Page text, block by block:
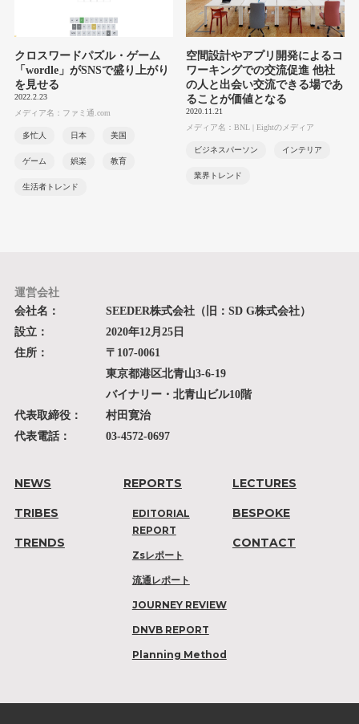
クロスワードパズル・ゲーム
「wordle」がSNSで盛り上がり
を見せる
2022.2.23
メディア名：ファミ通.com
多忙人 日本 美国
ゲーム 娯楽 教育
生活者トレンド
空間設計やアプリ開発によるコ
ワーキングでの交流促進 他社
の人と出会い交流できる場であ
ることが価値となる
2020.11.21
メディア名：BNL | Eightのメディア
ビジネスパーソン インテリア
業界トレンド
運営会社
会社名：
SEEDER株式会社（旧：SD G株式会社）
設立：
2020年12月25日
住所：
〒107-0061
東京都港区北青山3-6-19
バイナリー・北青山ビル10階
代表取締役：
村田寛治
代表電話：
03-4572-0697
NEWS
TRIBES
TRENDS
REPORTS
EDITORIAL
REPORT
Zsレポート
流通レポート
JOURNEY REVIEW
DNVB REPORT
Planning Method
LECTURES
BESPOKE
CONTACT